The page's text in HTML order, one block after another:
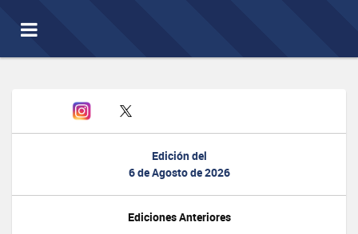
Toggle
navigation
Edición del
6 de Agosto de 2026
Ediciones Anteriores